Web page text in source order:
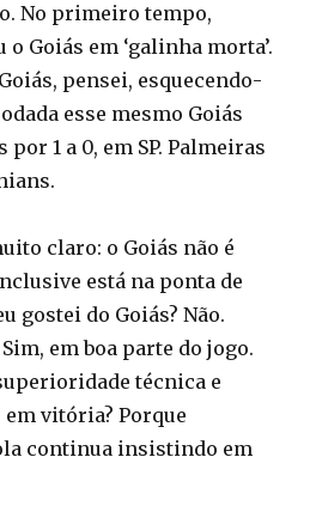
No primeiro tempo,
Goiás em ‘galinha morta’.
pensei, esquecendo-
esse mesmo Goiás
1 a 0, em SP. Palmeiras
claro: o Goiás não é
está na ponta de
gostei do Goiás? Não.
em boa parte do jogo.
técnica e
vitória? Porque
continua insistindo em